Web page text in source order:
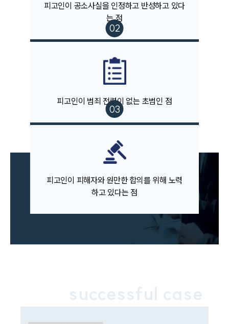
팀소개
팀소개
오시는 길
글로벌 파트너 로펌
고객의 소리
통합검색
AI대륜
업무사례
사례분석/최신동향
업무분야
피고인이 공소사실을 인정하고 반성하고 있다
는 점
피고인이 범죄 전력이 없는 초범인 점
피고인이 피해자와 원만한 합의를 위해 노력
하고 있다는 점
successful case